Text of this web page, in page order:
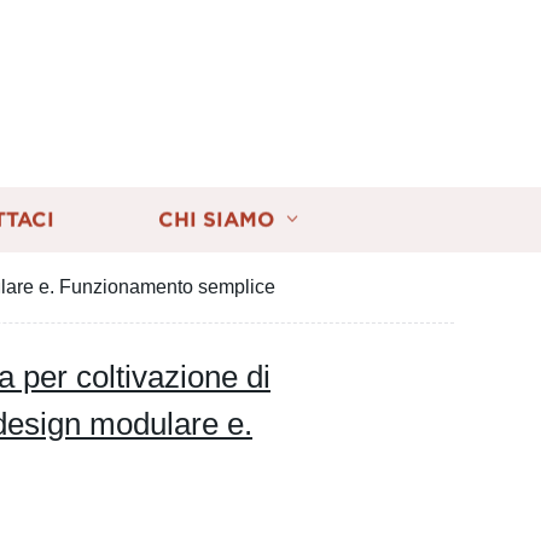
CHI SIAMO
e. Funzionamento semplice
per coltivazione di
modulare e.